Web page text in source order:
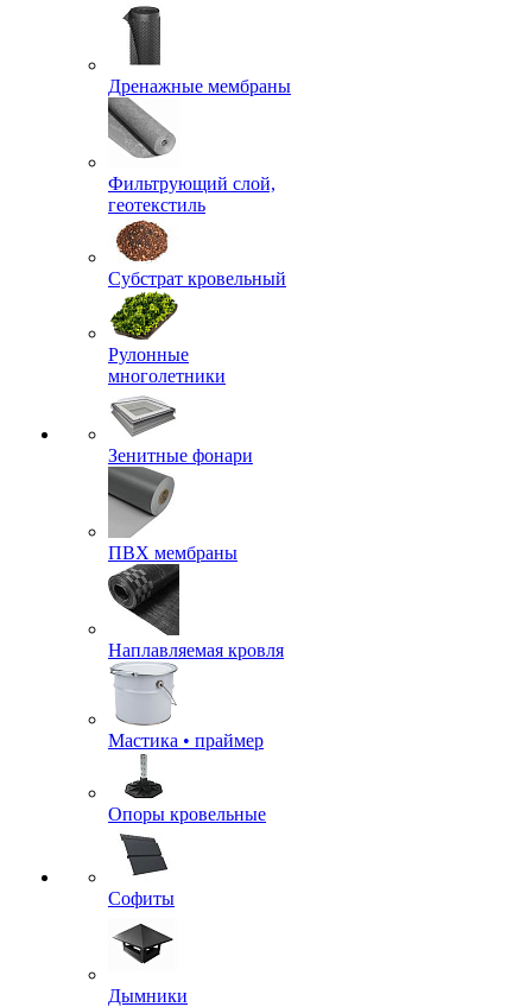
Дренажные мембраны
Фильтрующий слой,
геотекстиль
Субстрат кровельный
Рулонные
многолетники
Зенитные фонари
ПВХ мембраны
Наплавляемая кровля
Мастика • праймер
Опоры кровельные
Софиты
Дымники